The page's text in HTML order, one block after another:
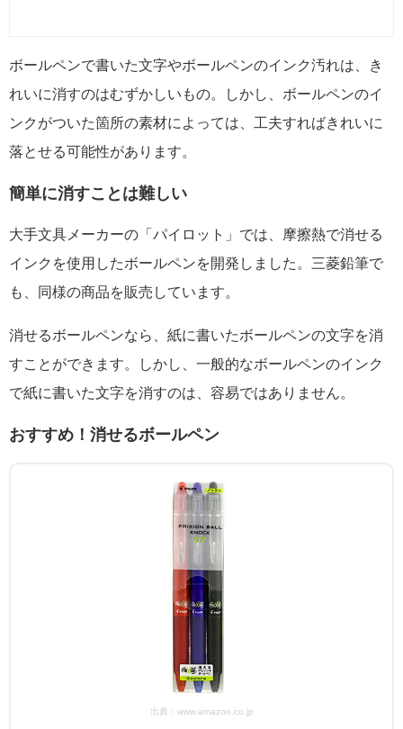
ボールペンで書いた文字やボールペンのインク汚れは、き
れいに消すのはむずかしいもの。しかし、ボールペンのイ
ンクがついた箇所の素材によっては、工夫すればきれいに
落とせる可能性があります。
簡単に消すことは難しい
大手文具メーカーの「パイロット」では、摩擦熱で消せる
インクを使用したボールペンを開発しました。三菱鉛筆で
も、同様の商品を販売しています。
消せるボールペンなら、紙に書いたボールペンの文字を消
すことができます。しかし、一般的なボールペンのインク
で紙に書いた文字を消すのは、容易ではありません。
おすすめ！消せるボールペン
出典：www.amazon.co.jp